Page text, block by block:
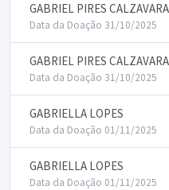
GABRIEL PIRES CALZAVARA
Data da Doação 31/10/2025
GABRIEL PIRES CALZAVARA
Data da Doação 31/10/2025
GABRIELLA LOPES
Data da Doação 01/11/2025
GABRIELLA LOPES
Data da Doação 01/11/2025